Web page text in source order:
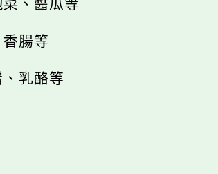
、醬瓜等
腸等
乳酪等